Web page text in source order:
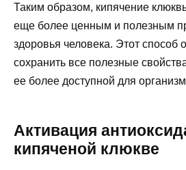
Таким образом, кипячение
еще более ценным и полезным
здоровья человека. Этот способ
сохранить все полезные
ее более доступной для
Активация
кипяченой клюкве